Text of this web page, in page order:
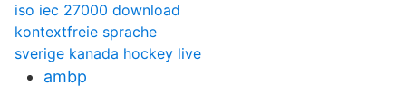
iso iec 27000 download
kontextfreie sprache
sverige kanada hockey live
ambp